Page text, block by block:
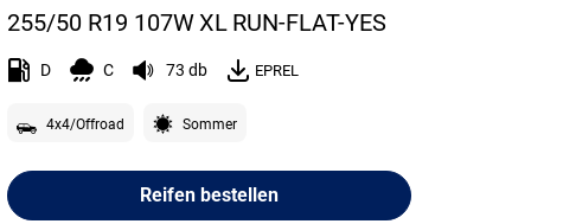
255/50 R19 107WXL RUN-FLAT-YES
D C 73 db EPREL
4x4/Offroad Sommer
Reifen bestellen